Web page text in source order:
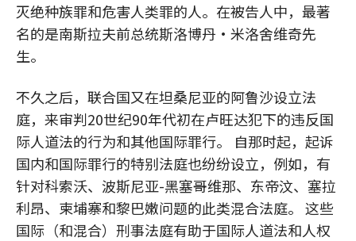
灭绝种族罪和危害人类罪的人。在被告人中，最著
名的是南斯拉夫前总统斯洛博丹•米洛舍维奇先
生。
不久之后，联合国又在坦桑尼亚的阿鲁沙设立法
庭，来审判20世纪90年代初在卢旺达犯下的违反国
际人道法的行为和其他国际罪行。 自那时起，起诉
国内和国际罪行的特别法庭也纷纷设立，例如，有
针对科索沃、波斯尼亚-黑塞哥维那、东帝汶、塞拉
利昂、柬埔寨和黎巴嫩问题的此类混合法庭。 这些
国际（和混合）刑事法庭有助于国际人道法和人权